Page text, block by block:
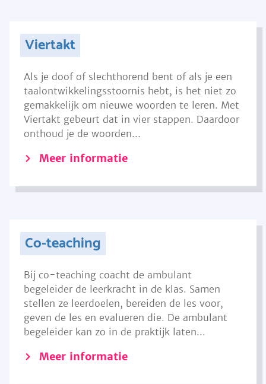
Viertakt
Als je doof of slechthorend bent of als je een
taalontwikkelingsstoornis hebt, is het niet zo
gemakkelijk om nieuwe woorden te leren. Met
Viertakt gebeurt dat in vier stappen. Daardoor
onthoud je de woorden...
Meer informatie
Co-teaching
Bij co-teaching coacht de ambulant
begeleider de leerkracht in de klas. Samen
stellen ze leerdoelen, bereiden de les voor,
geven de les en evalueren die. De ambulant
begeleider kan zo in de praktijk laten...
Meer informatie